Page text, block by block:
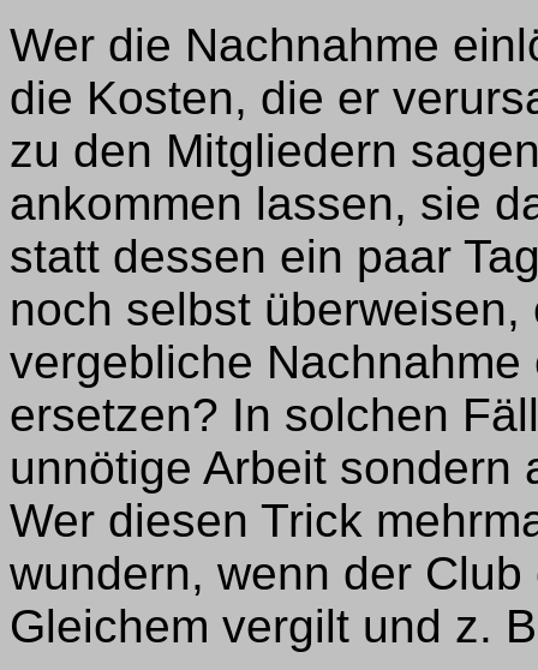
Wer die Nachnahme
die Kosten, die er
zu den Mitgliedern
ankommen lassen, sie
statt dessen ein paar
noch selbst
vergebliche
ersetzen? In solchen
unnötige Arbeit sondern
Wer diesen Trick
wundern, wenn der
Gleichem vergilt und z.